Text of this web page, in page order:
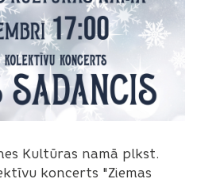
Kultūras namā plkst.
koncerts "Ziemas